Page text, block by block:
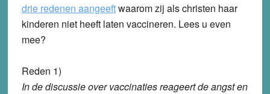
drie redenen aangeeftwaarom zij als christen haar
kinderen niet heeft laten vaccineren. Lees u even
mee?
Reden 1)
In de discussie over vaccinaties reageert de angst en